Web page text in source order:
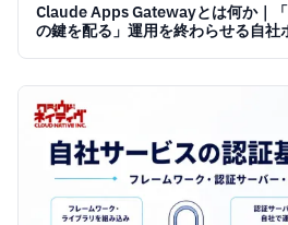
Claude Apps Gatewayとは何か｜
の鍵を配る」運用を終わらせる自社